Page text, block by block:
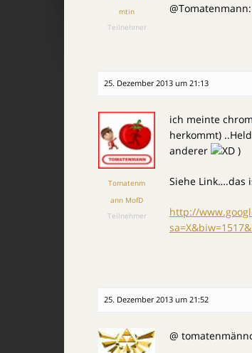
mtin
Teilnehmer
25. Dezember 2013 um 21:13
Tomatenm
ann MofD
Teilnehmer
ich meinte chrom
herkommt)
anderer
)
Siehe Link….das
http://
25. Dezember 2013 um 21:52
@